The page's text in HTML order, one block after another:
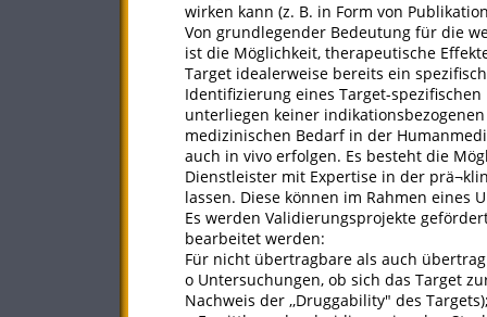
wirken kann (z. B. in Form von
Von grundlegender Bedeutung für die
ist die Möglichkeit, therapeutische
Target idealerweise bereits ein
Identifizierung eines Target-
unterliegen keiner
medizinischen Bedarf in der
auch in vivo erfolgen. Es besteht die
Dienstleister mit Expertise in der
lassen. Diese können im Rahmen eines
Es werden Validierungsprojekte
bearbeitet werden:
Für nicht übertragbare als auch
o Untersuchungen, ob sich das Target
Nachweis der ,,Druggability" des